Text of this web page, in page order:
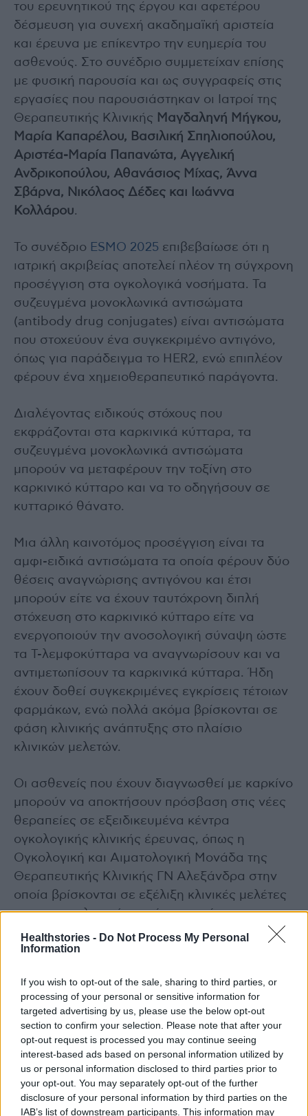
Healthstories - Do Not Process My Personal
Information
If you wish to opt-out of the sale, sharing to third parties, or
processing of your personal or sensitive information for
targeted advertising by us, please use the below opt-out
section to confirm your selection. Please note that after your
opt-out request is processed you may continue seeing
interest-based ads based on personal information utilized by
us or personal information disclosed to third parties prior to
your opt-out. You may separately opt-out of the further
disclosure of your personal information by third parties on the
IAB’s list of downstream participants. This information may
του ερευνητικού της έργου και αφετέρου
δέσμευση για συνεχή ακαδημαϊκή αριστεία
και έρευνα με επίκεντρο την ευημερία του
ασθενούς. Στο συνέδριο συμμετείχαν επίσης
με φυσική παρουσία και ως συγγραφείς στις
εργασίες που παρουσιάστηκαν οι Ιατροί της
Θεραπευτικής Κλινικής Μαγδαληνή Μήγκου,
Μαρία Καπαρέλου, Βασιλική Σπηλιοπούλου,
Αριστέα-Μαρία Παπανώτα, Αγγελική
Ανδρικοπούλου, Αθανάσιος Μίχας, Άννα
Σβάρνα, Νικόλαος Δέδες και Ιωάννα
Κολλάρου.
Το συνέδριο ESMO 2025 επιβεβαίωσε ότι η
ιατρική ακριβείας αποτελεί πλέον τη σύγχρονη
προσέγγιση στα ογκολογικά νοσήματα. Τα
συζευγμένα μονοκλωνικά αντισώματα
(antibody drug conjugates) είναι αντισώματα
που στοχεύουν ένα συγκεκριμένο αντιγόνο,
όπως για παράδειγμα το HER2, ενώ επιπλέον
φέρουν ένα χημειοθεραπευτικό παράγοντα.
Διαλέγοντας ειδικούς στόχους που
εκφράζονται στα καρκινικά κύτταρα, τα
συζευγμένα μονοκλωνικά αντισώματα
μπορούν να μεταφέρουν την τοξίνη στο
καρκινικό κύτταρο και να το οδηγήσουν σε
κυτταρικό θάνατο.
Μια άλλη καινοτόμος προσέγγιση είναι τα
αμφι-ειδικά αντισώματα τα οποία φέρουν δύο
θέσεις αναγνώρισης αντιγόνου και έτσι
μπορούν είτε να έχουν ταυτόχρονη διπλή
στόχευση στο καρκινικό κύτταρο είτε να
ενεργοποιούν την ανοσολογική σύναψη ώστε
τα Τ-λεμφοκύτταρα να αναγνωρίσουν και να
αντιμετωπίσουν τα καρκινικά κύτταρα. Ήδη
έχουν δοθεί συγκεκριμένες εγκρίσεις τέτοιων
φαρμάκων, ενώ πολλά ακόμα βρίσκονται σε
φάση κλινικής ανάπτυξης στο πλαίσιο
κλινικών μελετών.
Οι ασθενείς που έχουν διαγνωσθεί με καρκίνο
μπορούν να αποκτήσουν πρόσβαση στις νέες
θεραπείες σε εξειδικευμένα κέντρα
ογκολογικής κλινικής έρευνας, όπως η
Ογκολογική και Αιματολογική Μονάδα της
Θεραπευτικής Κλινικής ΓΝ Αλεξάνδρα στην
οποία βρίσκονται σε εξέλιξη κλινικές μελέτες
για γυναικολογικό καρκίνο, καρκίνο του
προστάτη και του ουροποιογεννητικού
συστήματος, καρκίνο των πνευμόνων, καρκίνο
πλασματοκυτταρικές δυσκρασίες.
photo shutterstock
Διαβάστε επίσης
Τα εκπληκτικά οφέλη της περιορισμένης
πρόσληψης ζάχαρης στην παιδική ηλικία